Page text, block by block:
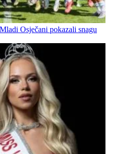
Osječani pokazali snagu